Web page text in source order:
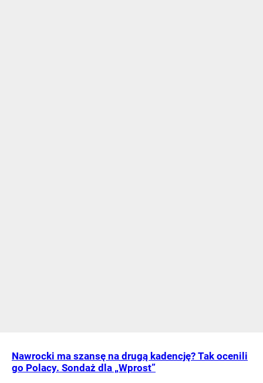
Nawrocki ma szansę na drugą kadencję? Tak ocenili
go Polacy. Sondaż dla „Wprost”